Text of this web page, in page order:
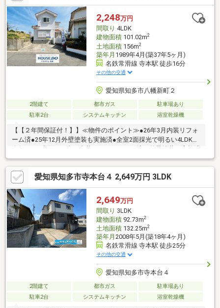
圏内に揃う、緑豊かで閑静な住宅街です。
2,248万円
間取り 4LDK
建物面積101.02m2
土地面積156m2
築年月 1989年4月(築37年5ヶ月)
名鉄常滑線 寺本駅 徒歩16分
その他の交通
愛知県知多市八幡新町２
2階建て 都市ガス
駐車場あり
駐車2台
システムキッチン 浴室乾燥機
【【２年間保証付！】】≪物件のポイント≫●26年3月内装リフォ
ーム済●25年12月外壁塗装も実施済●全室2面採光で明るい4LDK＊
みのため、追加費用なしですぐに快適な新生活をスタートできま
す。≪周辺環境のポイント≫●八幡小学校まで徒歩14分●八幡中学
校まで徒歩15分●前面道路広々で駐車も安心＊小中学校が徒歩15
分圏内に揃う子育てしやすい環境。前面道路は約5.9mと広く、交
通量も少ないため2台分の駐車もスムーズです。
愛知県知多市寺本台４ 2,649万円 3LDK
2,649万円
間取り 3LDK
建物面積92.73m2
土地面積132.25m2
築年月 2008年5月(築18年4ヶ月)
名鉄常滑線 寺本駅 徒歩25分
その他の交通
愛知県知多市寺本台４
2階建て 都市ガス
駐車場あり
駐車2台
システムキッチン 浴室乾燥機